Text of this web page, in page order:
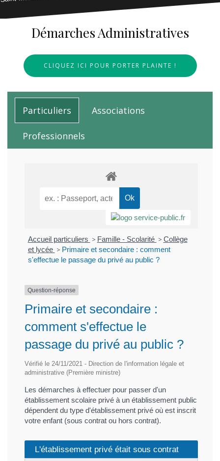
Démarches Administratives
CLIQUEZ ICI POUR PORTER PLAINTE !
Particuliers Associations
Professionnels
Accueil particuliers > Famille - Scolarité > Collège
et lycée > Primaire et secondaire : comment
s'effectue le passage du privé au public ?
Question-réponse
Primaire et secondaire :
comment s'effectue le
passage du privé au public ?
Vérifié le 24/11/2021 - Direction de l'information légale et
administrative (Première ministre)
Les démarches à effectuer pour passer d'un
établissement scolaire privé à un établissement public
dépendent du type d'établissement privé où est inscrit
votre enfant (sous contrat ou hors contrat).
L'établissement privé était sous contrat